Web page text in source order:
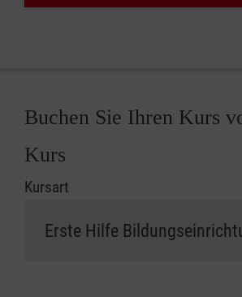
Buchen Sie Ihren Kurs
Kurs
Kursart